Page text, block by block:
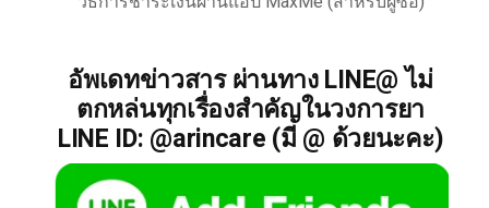
อัพเดทข่าวสาร ผ่านทาง LINE@ ไม่
ตกหล่นทุกเรื่องสำคัญในวงการยา
LINE ID: @arincare (มี @ ด้วยนะคะ)